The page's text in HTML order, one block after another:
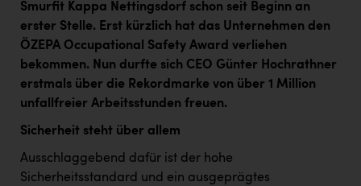
KEBA
KIWI Kinderwunsch Institut Dr. Loimer
KLIPP Frisör
Kleider Bauer
Kremsmüller Anlagenbau GmbH
Smurfit Kappa Nettingsdorf schon seit Beginn an
erster Stelle. Erst kürzlich hat das Unternehmen den
ÖZEPA Occupational Safety Award verliehen
bekommen. Nun durfte sich CEO Günter Hochrathner
erstmals über die Rekordmarke von über 1 Million
unfallfreier Arbeitsstunden freuen.
Sicherheit steht über allem
Ausschlaggebend dafür ist der hohe
Sicherheitsstandard und ein ausgeprägtes